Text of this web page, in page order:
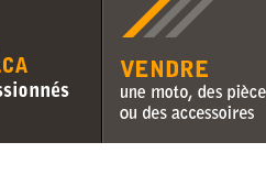
Vendre une moto, des
des accessoires